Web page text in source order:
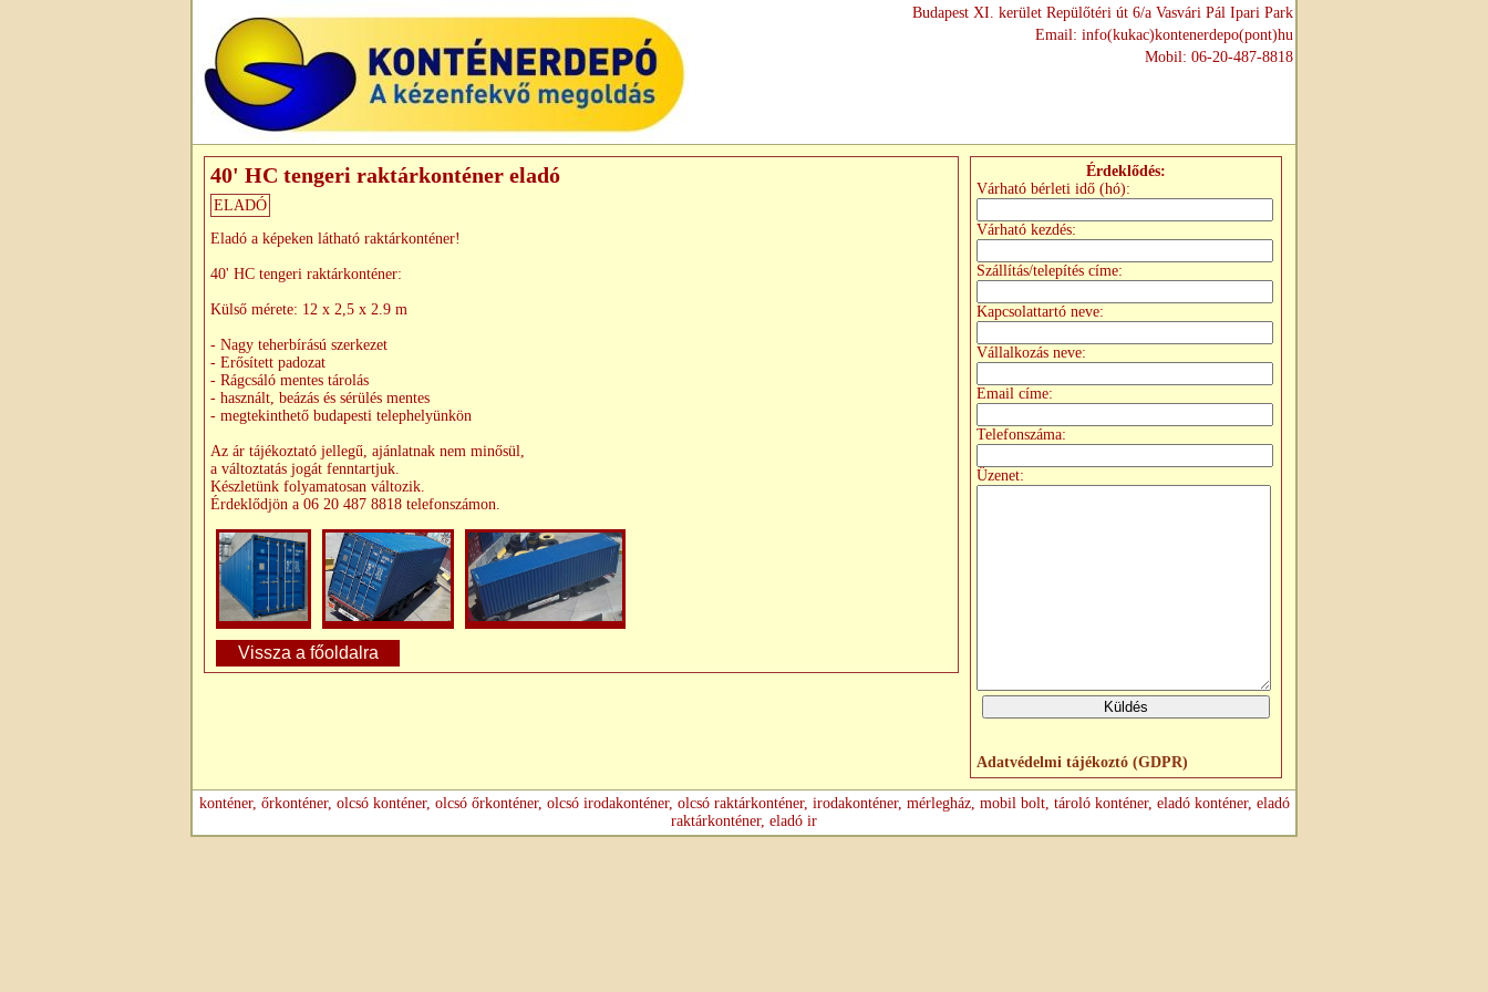
Budapest XI. kerület Repülőtéri út 6/a Vasvári Pál Ipari Park
Email: info(kukac)kontenerdepo(pont)hu
Mobil: 06-20-487-8818
40' HC tengeri raktárkonténer eladó
ELADÓ
Eladó a képeken látható raktárkonténer!
40' HC tengeri raktárkonténer:
Külső mérete: 12 x 2,5 x 2.9 m
- Nagy teherbírású szerkezet
- Erősített padozat
- Rágcsáló mentes tárolás
- használt, beázás és sérülés mentes
- megtekinthető budapesti telephelyünkön
Az ár tájékoztató jellegű, ajánlatnak nem minősül,
a változtatás jogát fenntartjuk.
Készletünk folyamatosan változik.
Érdeklődjön a 06 20 487 8818 telefonszámon.
Vissza a főoldalra
Érdeklődés:
Várható bérleti idő (hó):
Várható kezdés:
Szállítás/telepítés címe:
Kapcsolattartó neve:
Vállalkozás neve:
Email címe:
Telefonszáma:
Üzenet:
Adatvédelmi tájékoztó (GDPR)
konténer, őrkonténer, olcsó konténer, olcsó őrkonténer, olcsó irodakonténer, olcsó raktárkonténer, irodakonténer, mérlegház, mobil bolt, tároló konténer, eladó konténer, eladó
raktárkonténer, eladó ir